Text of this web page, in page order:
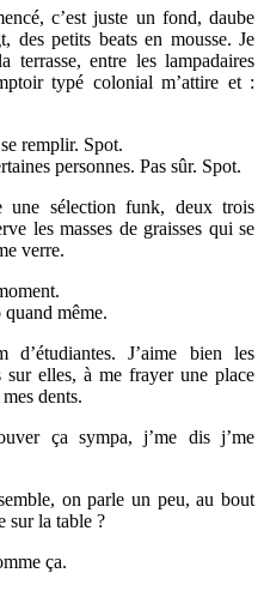
c’est juste un fond, daube
des petits beats en mousse. Je
terrasse, entre les lampadaires
typé colonial m’attire et :
remplir. Spot.
personnes. Pas sûr. Spot.
une sélection funk, deux trois
les masses de graisses qui se
verre.
même.
J’aime bien les
sur elles, à me frayer une place
dents.
ça sympa, j’me dis j’me
on parle un peu, au bout
sur la table ?
ça.